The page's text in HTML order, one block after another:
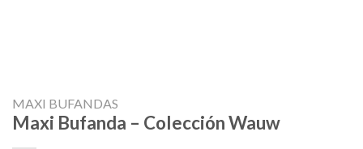
MAXI BUFANDAS
Maxi Bufanda – Colección Wauw